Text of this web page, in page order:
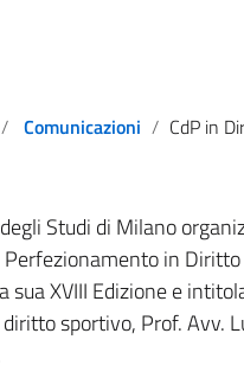
Comunicazioni CdP in Diritto Sportivo e
Studi di Milano
in
sua XVIII Edizione e
sportivo, Prof. Avv.